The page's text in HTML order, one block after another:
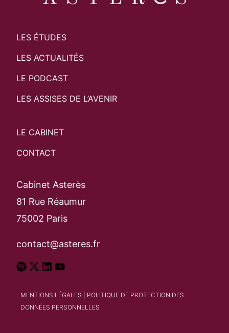
LES ÉTUDES
LES ACTUALITÉS
LE PODCAST
LES ASSISES DE L’AVENIR
LE CABINET
CONTACT
Cabinet Asterès
81 Rue Réaumur
75002 Paris
contact@asteres.fr
MENTIONS LÉGALES
POLITIQUE DE PROTECTION DES
DONNÉES PERSONNELLES